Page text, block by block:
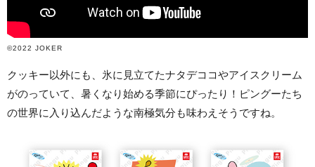
©2022 JOKER
クッキー以外にも、氷に見立てたナタデココやアイスクリーム
がのっていて、暑くなり始める季節にぴったり！ピングーたち
の世界に入り込んだような南極気分も味わえそうですね。